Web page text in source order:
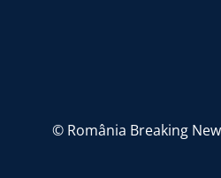
© România Breaking